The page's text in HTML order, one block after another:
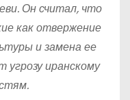
Он считал, что
как отвержение
и замена ее
иранскому